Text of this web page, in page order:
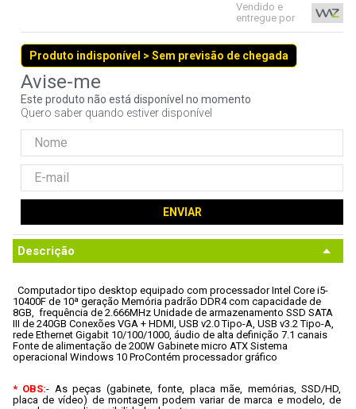
Vendido e
entregue por
Produto indisponível > Sem previsão de chegada
Este produto não está disponível no momento
Quero saber quando estiver disponível
ENVIAR
Descrição
Computador tipo desktop equipado com processador Intel Core i5-
10400F de 10ª geração Memória padrão DDR4 com capacidade de
8GB,  frequência de 2.666MHz Unidade de armazenamento SSD SATA
III de 240GB Conexões VGA + HDMI, USB v2.0 Tipo-A, USB v3.2 Tipo-A,
rede Ethernet Gigabit 10/100/1000, áudio de alta definição 7.1 canais
Fonte de alimentação de 200W Gabinete micro ATX Sistema
operacional Windows 10 ProContém processador gráfico
* OBS:- As peças (gabinete, fonte, placa mãe, memórias, SSD/HD,
placa de vídeo) de montagem podem variar de marca e modelo, de
8º
controle
9º
noctua
10º fractal